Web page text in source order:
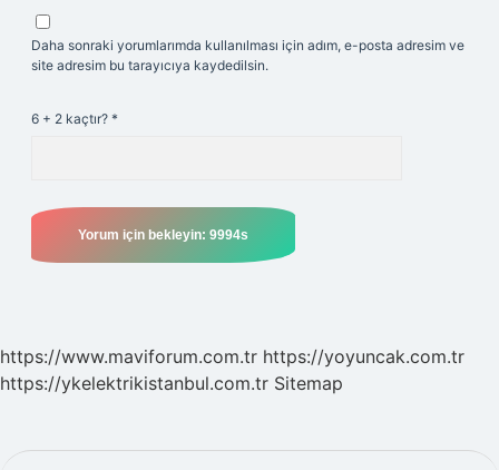
Daha sonraki yorumlarımda kullanılması için adım, e-posta adresim ve
site adresim bu tarayıcıya kaydedilsin.
6 + 2 kaçtır? *
https://www.maviforum.com.tr https://yoyuncak.com.tr
https://ykelektrikistanbul.com.tr Sitemap